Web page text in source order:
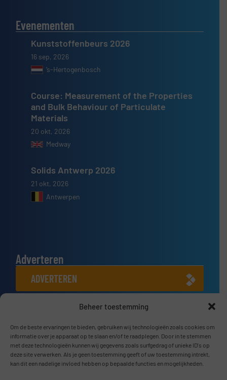
Beheer toestemming
Om de beste ervaringen te bieden, gebruiken wij technologieën zoals cookies om
informatie over je apparaat op te slaan en/of te raadplegen. Door in te stemmen
met deze technologieën kunnen wij gegevens zoals surfgedrag of unieke ID's op
deze site verwerken. Als je geen toestemming geeft of uw toestemming intrekt,
kan dit een nadelige invloed hebben op bepaalde functies en mogelijkheden.
Evenementen
Kunststoffenbeurs 2026
16 sep, 2026
’s-Hertogenbosch
Course: Measurement of the Properties
and Bulk Behaviour of Particulate
Materials
20 okt, 2026
Medway
Solids Antwerp 2026
21 okt, 2026
Antwerpen
Adverteren
ADVERTEREN
Connect met ons
LINKEDIN
SCHRIJF JE NU IN